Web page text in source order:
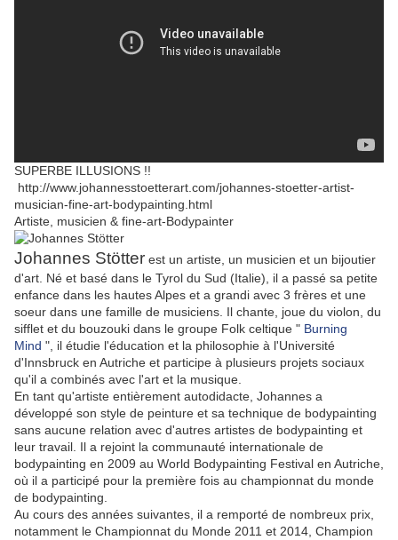
SUPERBE ILLUSIONS !!
http://www.johannesstoetterart.com/johannes-stoetter-artist-
musician-fine-art-bodypainting.html
Artiste, musicien & fine-art-Bodypainter
Johannes Stötter est un artiste, un musicien et un bijoutier
d'art. Né et basé dans le Tyrol du Sud (Italie), il a passé sa petite
enfance dans les hautes Alpes et a grandi avec 3 frères et une
soeur dans une famille de musiciens. Il chante, joue du violon, du
sifflet et du bouzouki dans le groupe Folk celtique " Burning
Mind ", il étudie l'éducation et la philosophie à l'Université
d'Innsbruck en Autriche et participe à plusieurs projets sociaux
qu'il a combinés avec l'art et la musique.
En tant qu'artiste entièrement autodidacte, Johannes a
développé son style de peinture et sa technique de bodypainting
sans aucune relation avec d'autres artistes de bodypainting et
leur travail. Il a rejoint la communauté internationale de
bodypainting en 2009 au World Bodypainting Festival en Autriche,
où il a participé pour la première fois au championnat du monde
de bodypainting.
Au cours des années suivantes, il a remporté de nombreux prix,
notamment le Championnat du Monde 2011 et 2014, Champion